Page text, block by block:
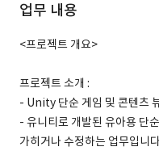
업무 내용
<프로젝트 개요>
프로젝트 소개 :
- Unity 단순 게임 및 콘텐츠
- 유니티로 개발된 유아용 단
가히거나 수정하는 업무입니